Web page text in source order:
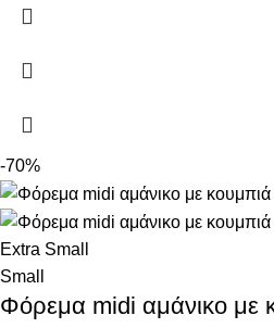
-70%
Extra Small
Small
Φόρεμα midi αμάνικο με